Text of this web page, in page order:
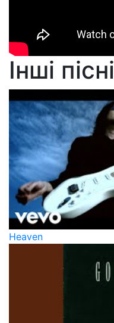
Інші пісні
Heaven